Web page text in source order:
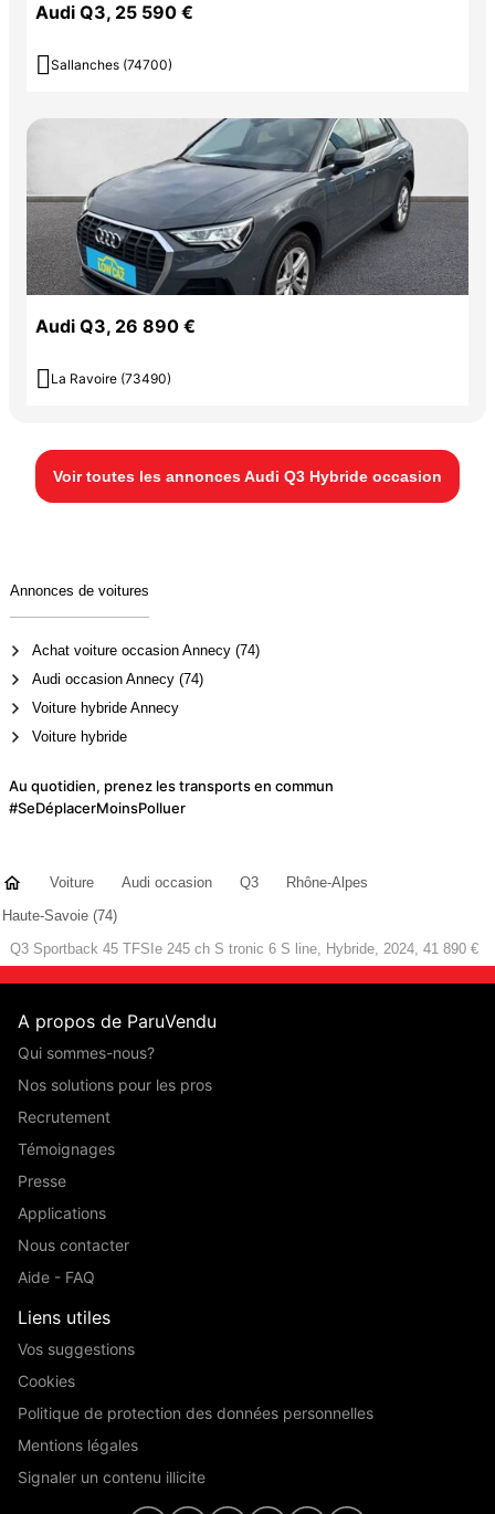
Audi Q3, 25 590 €
 Sallanches (74700)
Audi Q3, 26 890 €
 La Ravoire (73490)
Voir toutes les annonces Audi Q3 Hybride occasion
Annonces de voitures
Achat voiture occasion Annecy (74)
Audi occasion Annecy (74)
Voiture hybride Annecy
Voiture hybride
Au quotidien, prenez les transports en commun
#SeDéplacerMoinsPolluer
Voiture Audi occasion Q3
Rhône-Alpes
Haute-Savoie (74)
Q3 Sportback 45 TFSIe 245 ch S tronic 6 S line, Hybride, 2024, 41 890 €
A propos de ParuVendu
Qui sommes-nous?
Nos solutions pour les pros
Recrutement
Témoignages
Presse
Applications
Nous contacter
Aide - FAQ
Liens utiles
Vos suggestions
Cookies
Politique de protection des données personnelles
Mentions légales
Signaler un contenu illicite